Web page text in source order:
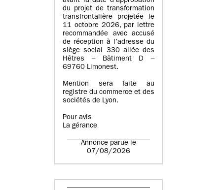
du projet de transformation
transfrontalière projetée le
11 octobre 2026, par lettre
recommandée avec accusé
de réception à l’adresse du
siège social 330 allée des
Hêtres – Bâtiment D –
69760 Limonest.
Mention sera faite au
registre du commerce et des
sociétés de Lyon.
Pour avis
La gérance
Annonce parue le
07/08/2026